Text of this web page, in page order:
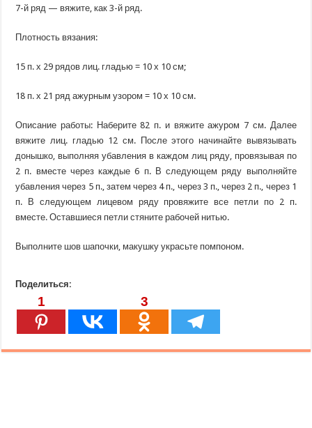
7-й ряд — вяжите, как 3-й ряд.
Плотность вязания:
15 п. х 29 рядов лиц. гладью = 10 х 10 см;
18 п. х 21 ряд ажурным узором = 10 х 10 см.
Описание работы: Наберите 82 п. и вяжите ажуром 7 см. Далее
вяжите лиц. гладью 12 см. После этого начинайте вывязывать
донышко, выполняя убавления в каждом лиц ряду, провязывая по
2 п. вместе через каждые 6 п. В следующем ряду выполняйте
убавления через 5 п., затем через 4 п., через 3 п., через 2 п., через 1
п. В следующем лицевом ряду провяжите все петли по 2 п.
вместе. Оставшиеся петли стяните рабочей нитью.
Выполните шов шапочки, макушку украсьте помпоном.
Поделиться:
1 3